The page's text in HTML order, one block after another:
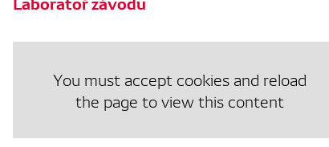
You must accept cookies and reload
the page to view this content